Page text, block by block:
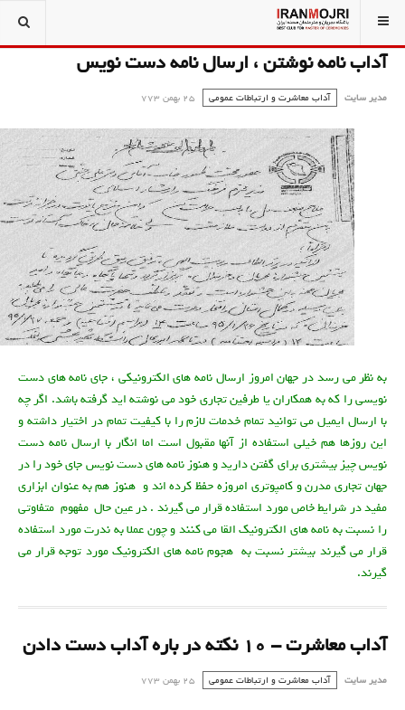
آداب نامه نوشتن ، ارسال نامه دست نویس
مدیر سایت آداب معاشرت و ارتباطات عمومی 25 بهمن 773
نامه دست نویس
به نظر می رسددر جهان امروز ارسال نامه های الکترونیکی ، جای نامه های دست
نویسی را که به همکاران یا طرفین تجاری خود می نوشته اید گرفته باشد. اگر چه
با ارسال ایمیل می توانید تمام خدمات لازم را با کیفیت تمام در اختیار داشته و
این روزها هم خیلی استفاده از آنها مقبول است اما انگار با ارسال نامه دست
نویس چیز بیشتری برای گفتن دارید و هنوز نامه های دست نویس جای خود را در
جهان تجاری مدرن و کامپوتری امروزه حفظ کرده اند و هنوز هم به عنوان ابزاری
مفید در شرایط خاص مورد استفاده قرار می گیرند . در عین حال مفهوم متفاوتی
را نسبت به نامه های الکترونیک القا می کنند و چون عملا به ندرت مورد استفاده
قرار می گیرند بیشتر نسبت به هجوم نامه های الکترونیک مورد توجه قرار می
گیرند.
آداب معاشرت - 10 نکته در باره آداب دست دادن
مدیر سایت آداب معاشرت و ارتباطات عمومی 25 بهمن 773